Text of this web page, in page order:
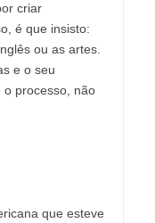
criar
é que insisto:
ou as artes.
e o seu
o processo, não
que esteve